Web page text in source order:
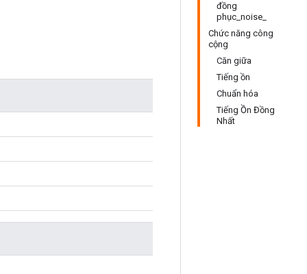
đồng
phục_noise_
Chức năng công
cộng
Căn giữa
Tiếng ồn
Chuẩn hóa
Tiếng Ồn Đồng
Nhất